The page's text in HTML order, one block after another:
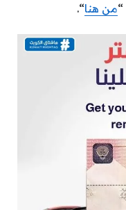
“من هنا“.